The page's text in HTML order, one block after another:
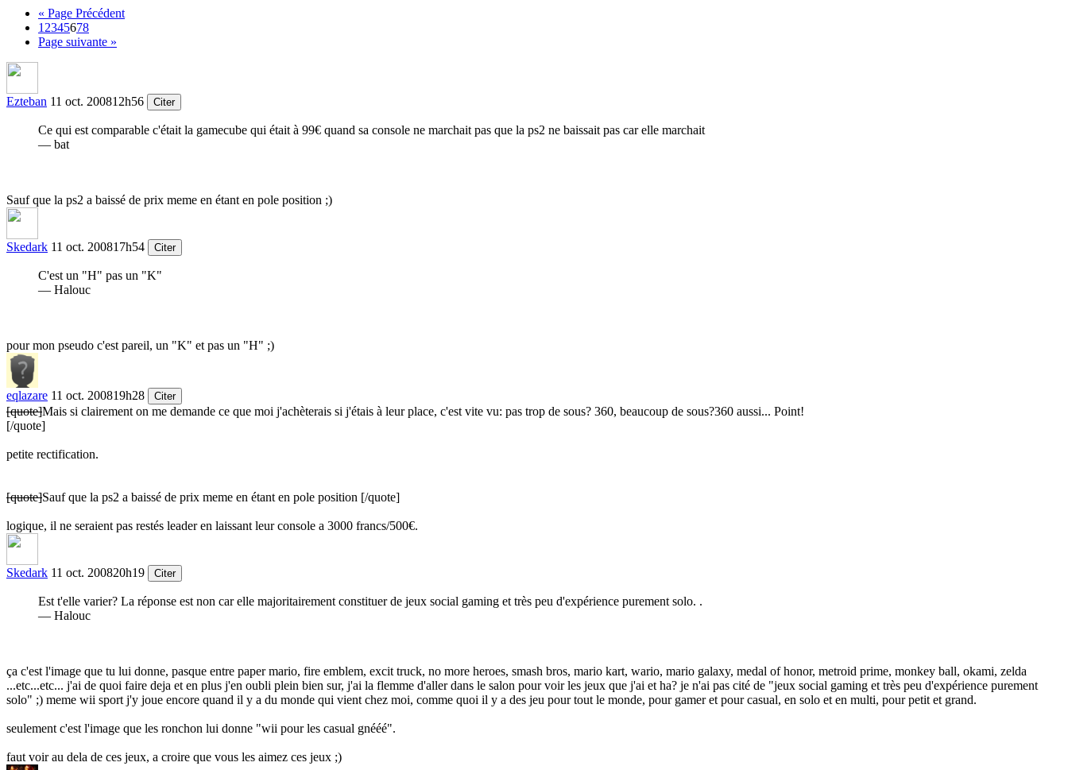
« Page Précédent
1 2345678
Page suivante »
Ezteban 11 oct. 200812h56 Citer
Ce qui est comparable c'était la gamecube qui était à 99€ quand sa console ne marchait pas que la ps2 ne baissait pas car elle marchait
— bat
Sauf que la ps2 a baissé de prix meme en étant en pole position ;)
Skedark 11 oct. 200817h54 Citer
C'est un "H" pas un "K"
— Halouc
pour mon pseudo c'est pareil, un "K" et pas un "H" ;)
eqlazare 11 oct. 200819h28 Citer
[quote]Mais si clairement on me demande ce que moi j'achèterais si j'étais à leur place, c'est vite vu: pas trop de sous? 360, beaucoup de sous?360 aussi... Point!
[/quote]
petite rectification.
[quote]Sauf que la ps2 a baissé de prix meme en étant en pole position [/quote]
logique, il ne seraient pas restés leader en laissant leur console a 3000 francs/500€.
Skedark 11 oct. 200820h19 Citer
Est t'elle varier? La réponse est non car elle majoritairement constituer de jeux social gaming et très peu d'expérience purement solo. .
— Halouc
ça c'est l'image que tu lui donne, pasque entre paper mario, fire emblem, excit truck, no more heroes, smash bros, mario kart, wario, mario galaxy, medal of honor, metroid prime, monkey ball, okami, zelda
...etc...etc... j'ai de quoi faire deja et en plus j'en oubli plein bien sur, j'ai la flemme d'aller dans le salon pour voir les jeux que j'ai et ha? je n'ai pas cité de "jeux social gaming et très peu d'expérience purement
solo" ;) meme wii sport j'y joue encore quand il y a du monde qui vient chez moi, comme quoi il y a des jeu pour tout le monde, pour gamer et pour casual, en solo et en multi, pour petit et grand.
seulement c'est l'image que les ronchon lui donne "wii pour les casual gnééé".
faut voir au dela de ces jeux, a croire que vous les aimez ces jeux ;)